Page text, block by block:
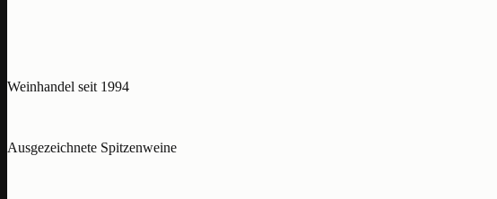
Weinhandel seit 1994
Ausgezeichnete Spitzenweine